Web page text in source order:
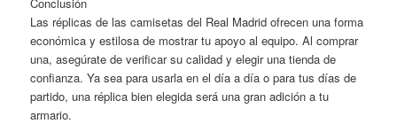
Las réplicas de las camisetas del Real Madrid ofrecen una forma
económica y estilosa de mostrar tu apoyo al equipo. Al comprar
una, asegúrate de verificar su calidad y elegir una tienda de
confianza. Ya sea para usarla en el día a día o para tus días de
partido, una réplica bien elegida será una gran adición a tu
armario.